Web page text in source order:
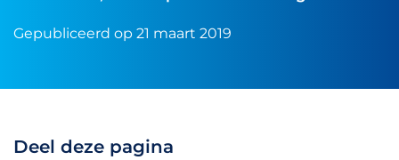
Gepubliceerd op 21 maart 2019
Deel deze pagina